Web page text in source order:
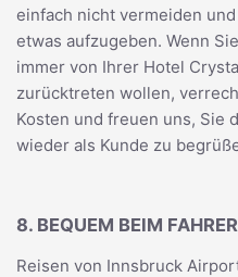
einfach nicht vermeiden
etwas aufzugeben. Wenn
immer von Ihrer Hotel
zurücktreten wollen,
Kosten und freuen uns, Sie
wieder als Kunde zu
8. BEQUEM BEIM
Reisen von Innsbruck